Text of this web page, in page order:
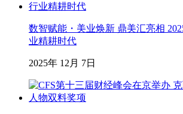
数智赋能・美业焕新 鼎美汇亮相
业精耕时代
2025年 12月 7日